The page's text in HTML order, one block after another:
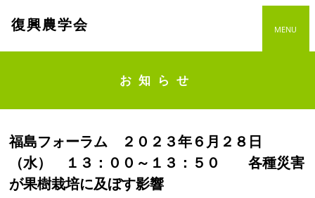
復興農学会 MENU
お知らせ
福島フォーラム ２０２３年６月２８日
（水） １３：００～１３：５０ 各種災害
が果樹栽培に及ぼす影響